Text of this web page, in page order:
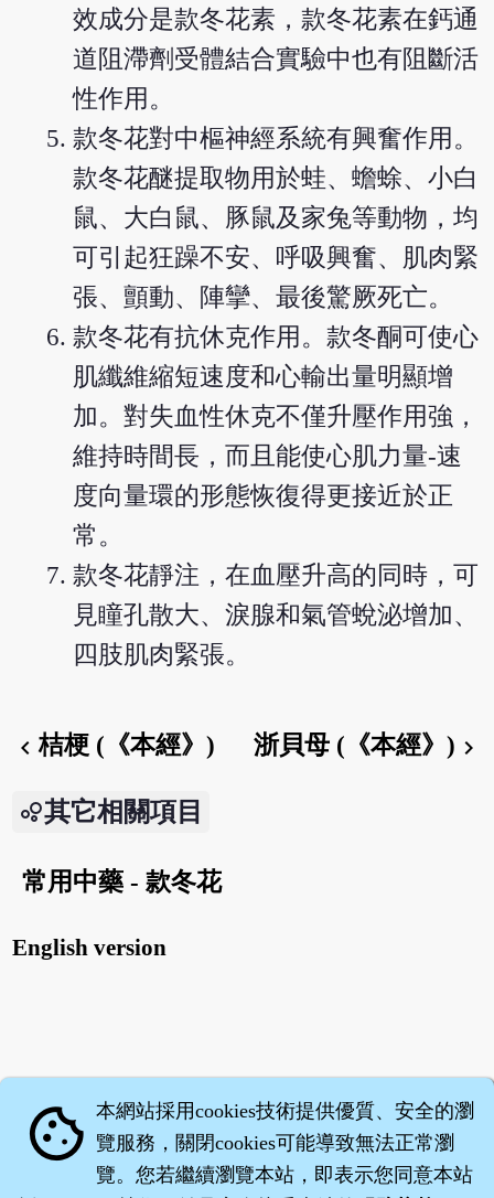
效成分是款冬花素，款冬花素在鈣通
道阻滯劑受體結合實驗中也有阻斷活
性作用。
款冬花對中樞神經系統有興奮作用。
款冬花醚提取物用於蛙、蟾蜍、小白
鼠、大白鼠、豚鼠及家兔等動物，均
可引起狂躁不安、呼吸興奮、肌肉緊
張、顫動、陣攣、最後驚厥死亡。
款冬花有抗休克作用。款冬酮可使心
肌纖維縮短速度和心輸出量明顯增
加。對失血性休克不僅升壓作用強，
維持時間長，而且能使心肌力量-速
度向量環的形態恢復得更接近於正
常。
款冬花靜注，在血壓升高的同時，可
見瞳孔散大、淚腺和氣管蛻泌增加、
四肢肌肉緊張。
chevron_left桔梗 (《本經》) 浙貝母 (《本經》) chevron_right
其它相關項目
常用中藥 - 款冬花
English version
cookie 本網站採用cookies技術提供優質、安全的瀏
覽服務，關閉cookies可能導致無法正常瀏
覽。您若繼續瀏覽本站，即表示您同意本站